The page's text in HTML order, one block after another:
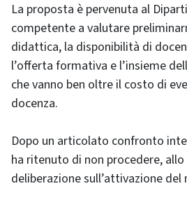
La proposta è pervenuta al
competente a valutare
didattica, la disponibilità di
l’offerta formativa e l’insieme
che vanno ben oltre il costo di
docenza.
Dopo un articolato confronto
ha ritenuto di non procedere,
deliberazione sull’attivazione del